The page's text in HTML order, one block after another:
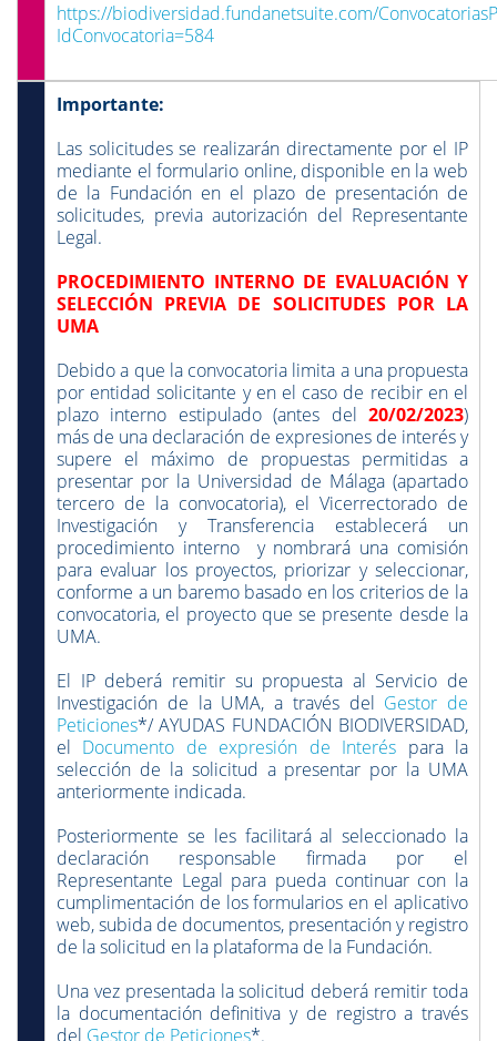
https://biodiversidad.fundanetsuite.com/
IdConvocatoria=584
Importante:
Las solicitudes se realizarán directamente por el IP
mediante el formulario online, disponible en la web
de la Fundación en el plazo de presentación de
solicitudes, previa autorización del Representante
Legal.
PROCEDIMIENTO INTERNO DE EVALUACIÓN Y
SELECCIÓN PREVIA DE SOLICITUDES POR LA
UMA
Debido a que la convocatoria limita a una propuesta
por entidad solicitante y en el caso de recibir en el
plazo interno estipulado (antes del 20/02/2023)
más de una declaración de expresiones de interés y
supere el máximo de propuestas permitidas a
presentar por la Universidad de Málaga (apartado
tercero de la convocatoria), el Vicerrectorado de
Investigación y Transferencia establecerá un
procedimiento interno y nombrará una comisión
para evaluar los proyectos, priorizar y seleccionar,
conforme a un baremo basado en los criterios de la
convocatoria, el proyecto que se presente desde la
UMA.
El IP deberá remitir su propuesta al Servicio de
Investigación de la UMA, a través del Gestor de
Peticiones*/ AYUDAS FUNDACIÓN BIODIVERSIDAD,
el Documento de expresión de Interés para la
selección de la solicitud a presentar por la UMA
anteriormente indicada.
Posteriormente se les facilitará al seleccionado la
declaración responsable firmada por el
Representante Legal para pueda continuar con la
cumplimentación de los formularios en el aplicativo
web, subida de documentos, presentación y registro
de la solicitud en la plataforma de la Fundación.
Una vez presentada la solicitud deberá remitir toda
la documentación definitiva y de registro a través
del Gestor de Peticiones*.